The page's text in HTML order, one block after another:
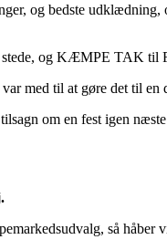
og bedste
og KÆMPE TAK til
med til at gøre det til en
om en fest igen
så håber